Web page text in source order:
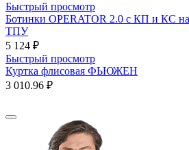
Быстрый просмотр
Ботинки OPERATOR 2.0 с КП и КС
ТПУ
5 124 ₽
Быстрый просмотр
Куртка флисовая ФЬЮЖЕН
3 010.96 ₽